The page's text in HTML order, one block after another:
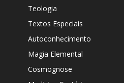
Teologia
Textos Especiais
Autoconhecimento
Magia Elemental
Cosmognose